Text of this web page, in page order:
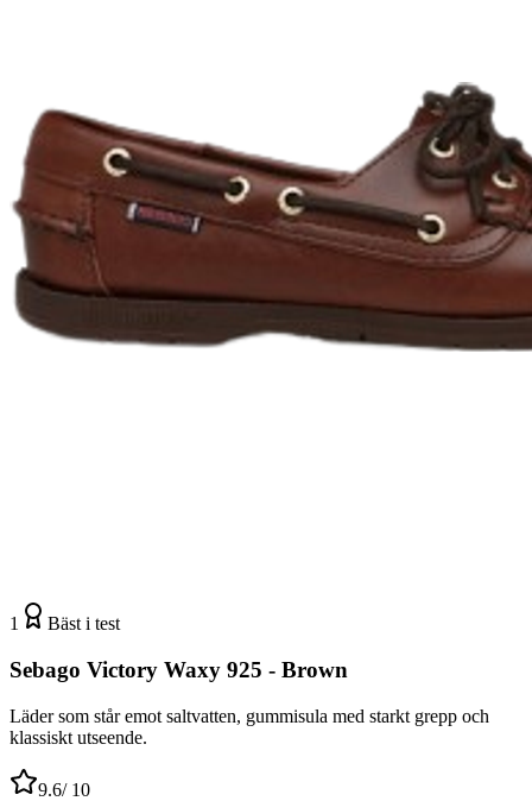
1 Bäst i test
Sebago Victory Waxy 925 - Brown
Läder som står emot saltvatten, gummisula med starkt grepp och
klassiskt utseende.
9.6/ 10